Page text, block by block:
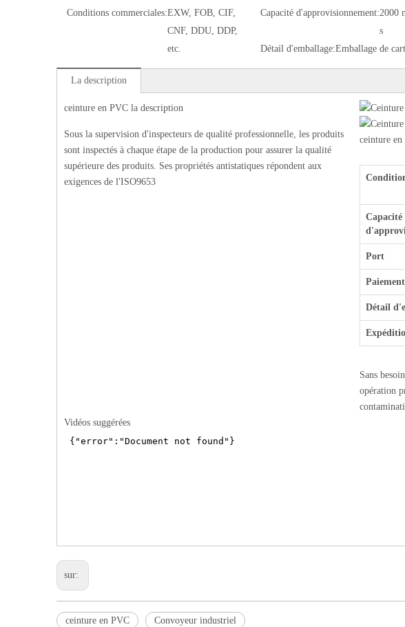
Conditions commerciales:EXW, FOB, CIF,
CNF, DDU, DDP,
etc.
Capacité d'approvisionnement:2000
s
Détail d'emballage:Emballage de
La description
ceinture en PVC la description
Sous la supervision d'inspecteurs de qualité professionnelle, les produits
sont inspectés à chaque étape de la production pour assurer la qualité
supérieure des produits. Ses propriétés antistatiques répondent aux
exigences de l'ISO9653
ceinture
Capacité
Port
Paiement
Détail
Sans
opération
Vidéos suggérées
sur:
ceinture en PVC Convoyeur industriel